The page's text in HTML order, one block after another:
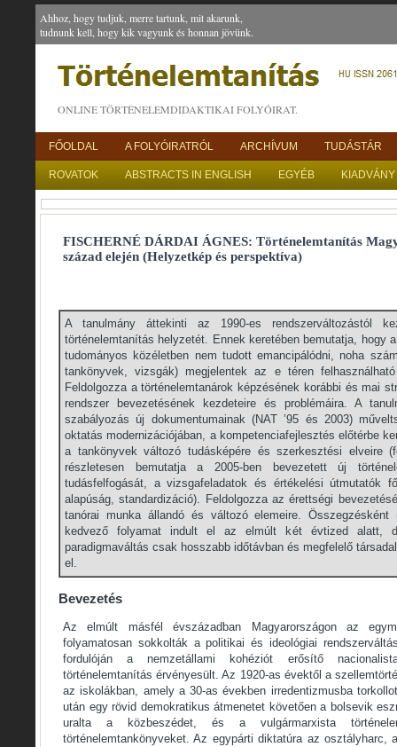
Ahhoz, hogy tudjuk, merre tartunk, mit akarunk,
tudnunk kell, hogy kik vagyunk és honnan jövünk.
ONLINE TÖRTÉNELEMDIDAKTIKAI FOLYÓIRAT.
FŐOLDAL A FOLYÓIRATRÓL ARCHÍVUM TUDÁSTÁR
ROVATOK ABSTRACTS IN ENGLISH EGYÉB
FISCHERNÉ DÁRDAI ÁGNES: Történelemtanítás
század elején (Helyzetkép és perspektíva)
A tanulmány áttekinti az 1990-es rendszerváltozástól
történelemtanítás helyzetét. Ennek keretében bemutatja, hogy
tudományos közéletben nem tudott emancipálódni, noha
tankönyvek, vizsgák) megjelentek az e téren
Feldolgozza a történelemtanárok képzésének korábbi és mai
rendszer bevezetésének kezdeteire és problémáira. A
szabályozás új dokumentumainak (NAT ’95 és 2003)
oktatás modernizációjában, a kompetenciafejlesztés előtérbe
a tankönyvek változó tudásképére és szerkesztési elveire
részletesen bemutatja a 2005-ben bevezetett új
tudásfelfogását, a vizsgafeladatok és értékelési útmutatók
alapúság, standardizáció). Feldolgozza az érettségi
tanórai munka állandó és változó elemeire. Összegzésként
kedvező folyamat indult el az elmúlt két évtized alatt,
paradigmaváltás csak hosszabb időtávban és megfelelő
el.
Bevezetés
Az elmúlt másfél évszázadban Magyarországon az
folyamatosan sokkolták a politikai és ideológiai
fordulóján a nemzetállami kohéziót erősítő
történelemtanítás érvényesült. Az 1920-as évektől a
az iskolákban, amely a 30-as években irredentizmusba
után egy rövid demokratikus átmenetet követően a bolsevik
uralta a közbeszédet, és a vulgármarxista
történelemtankönyveket. Az egypárti diktatúra az osztályharc,